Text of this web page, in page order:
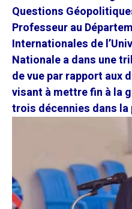
Questions
Professeur au
Internationales de
Nationale a dans une
de vue par rapport aux
visant à mettre fin à la
trois décennies dans la